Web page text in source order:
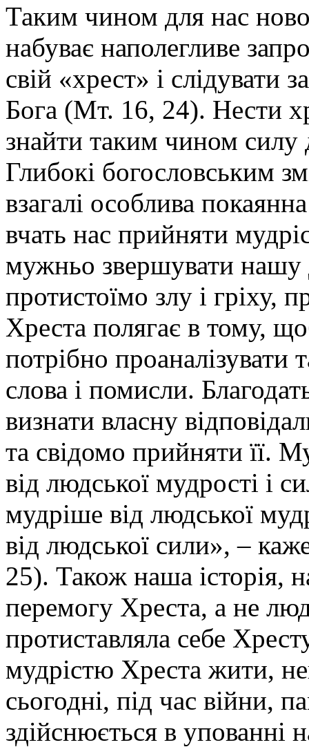
Таким чином для нас
набуває наполегливе
свій «хрест» і
Бога (Мт. 16, 24). Нести
знайти таким чином силу
Глибокі богословським
взагалі особлива
вчать нас прийняти
мужньо звершувати нашу
протистоїмо злу і гріху,
Хреста полягає в тому,
потрібно проаналізувати
слова і помисли.
визнати власну
та свідомо прийняти її.
від людської мудрості і
мудріше від людської
від людської сили», –
25). Також наша історія,
перемогу Хреста, а не
протиставляла себе
мудрістю Хреста жити,
сьогодні, під час війни,
здійснюється в упованні